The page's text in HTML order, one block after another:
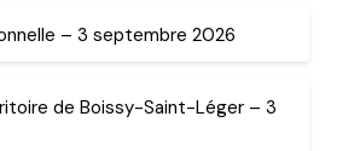
– 3 septembre 2026
de Boissy-Saint-Léger – 3